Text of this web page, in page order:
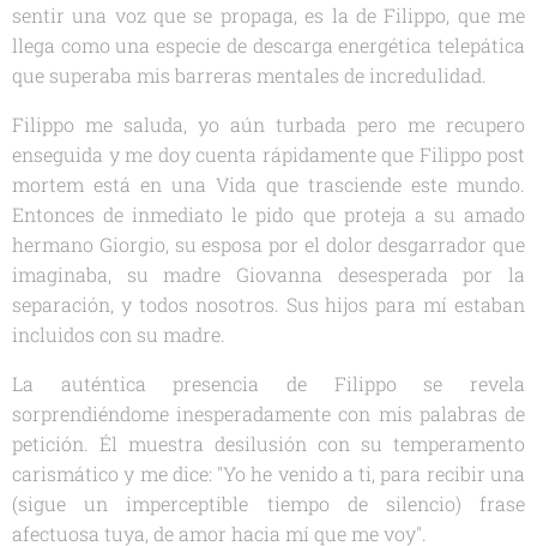
sentir una voz que se propaga, es la de Filippo, que me
llega como una especie de descarga energética telepática
que superaba mis barreras mentales de incredulidad.
Filippo me saluda, yo aún turbada pero me recupero
enseguida y me doy cuenta rápidamente que Filippo post
mortem está en una Vida que trasciende este mundo.
Entonces de inmediato le pido que proteja a su amado
hermano Giorgio, su esposa por el dolor desgarrador que
imaginaba, su madre Giovanna desesperada por la
separación, y todos nosotros. Sus hijos para mí estaban
incluidos con su madre.
La auténtica presencia de Filippo se revela
sorprendiéndome inesperadamente con mis palabras de
petición. Él muestra desilusión con su temperamento
carismático y me dice: "Yo he venido a ti, para recibir una
(sigue un imperceptible tiempo de silencio) frase
afectuosa tuya, de amor hacia mí que me voy".